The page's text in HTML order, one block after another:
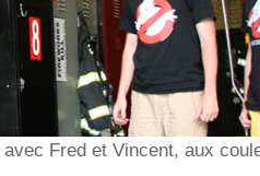
avec Fred et Vincent, aux